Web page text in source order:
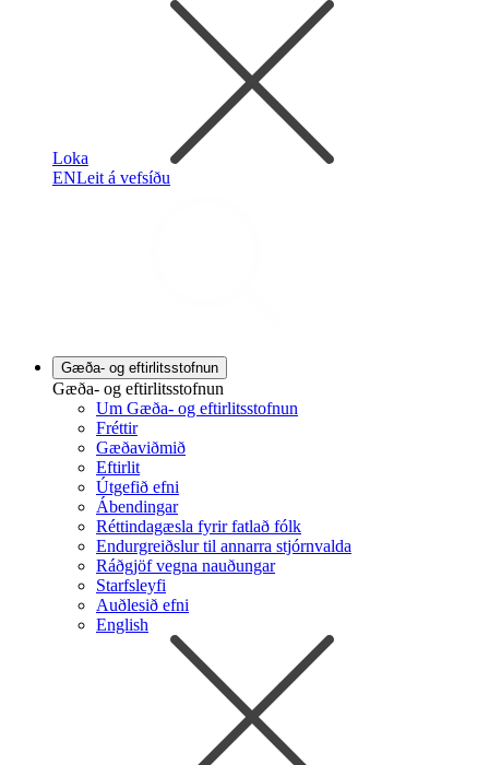
Loka
ENLeit á vefsíðu
Gæða- og eftirlitsstofnun
Gæða- og eftirlitsstofnun
Um Gæða- og eftirlitsstofnun
Fréttir
Gæðaviðmið
Eftirlit
Útgefið efni
Ábendingar
Réttindagæsla fyrir fatlað fólk
Endurgreiðslur til annarra stjórnvalda
Ráðgjöf vegna nauðungar
Starfsleyfi
Auðlesið efni
English